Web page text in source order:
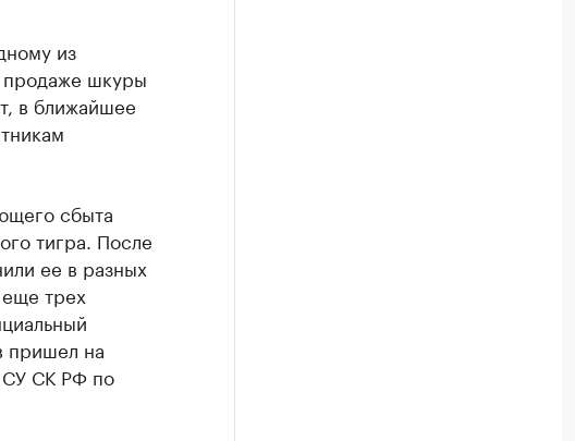
из
продаже шкуры
в ближайшее
сбыта
тигра. После
ее в разных
трех
пришел на
СК РФ по